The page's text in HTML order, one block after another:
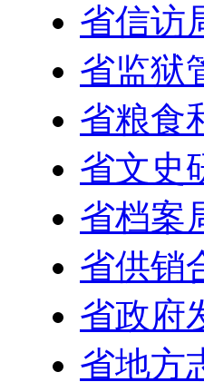
省信访
省监狱
省粮食
省文史
省档案
省供销
省政府
省地方